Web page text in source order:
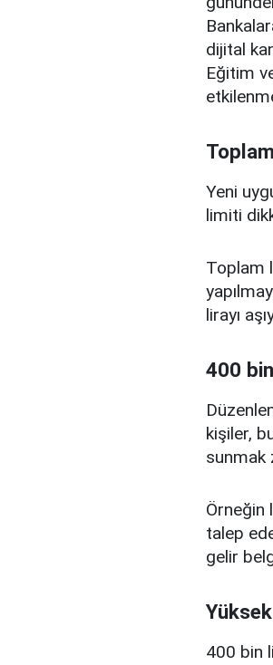
dijital
Eğitim
Yeni
limiti
Toplam
lirayı
400
kişiler,
sunmak
Örneğin
talep
gelir
400 bin